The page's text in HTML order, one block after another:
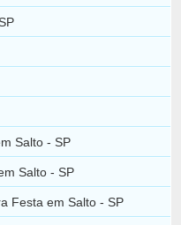
Salto - SP
Salto - SP
Festa em Salto - SP